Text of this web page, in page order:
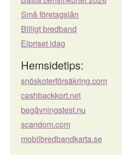
Små företagslån
Billigt bredband
Elpriset idag
Hemsidetips:
snöskoterförsäkring.com
cashbackkort.net
begåvningstest.nu
scandom.com
mobilbredbandkarta.se